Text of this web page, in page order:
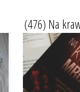
(476) Na